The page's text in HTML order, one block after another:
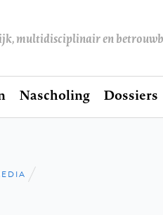
multidisciplinair en
Nascholing Dossiers